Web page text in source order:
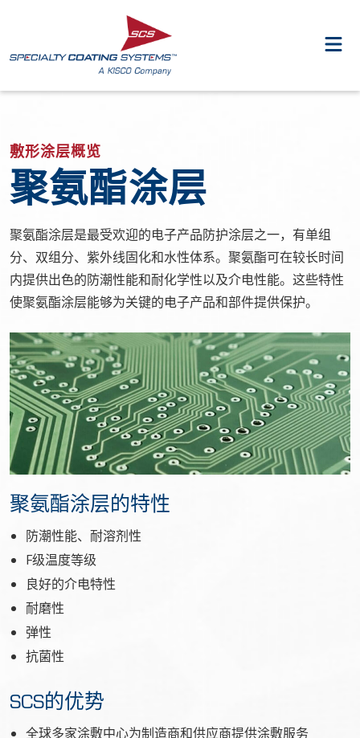
敷形涂层概览
聚氨酯涂层
聚氨酯涂层是最受欢迎的电子产品防护涂层之一，有单组
分、双组分、紫外线固化和水性体系。聚氨酯可在较长时间
内提供出色的防潮性能和耐化学性以及介电性能。这些特性
使聚氨酯涂层能够为关键的电子产品和部件提供保护。
聚氨酯涂层的特性
防潮性能、耐溶剂性
F级温度等级
良好的介电特性
耐磨性
弹性
抗菌性
SCS的优势
全球多家涂敷中心为制造商和供应商提供涂敷服务